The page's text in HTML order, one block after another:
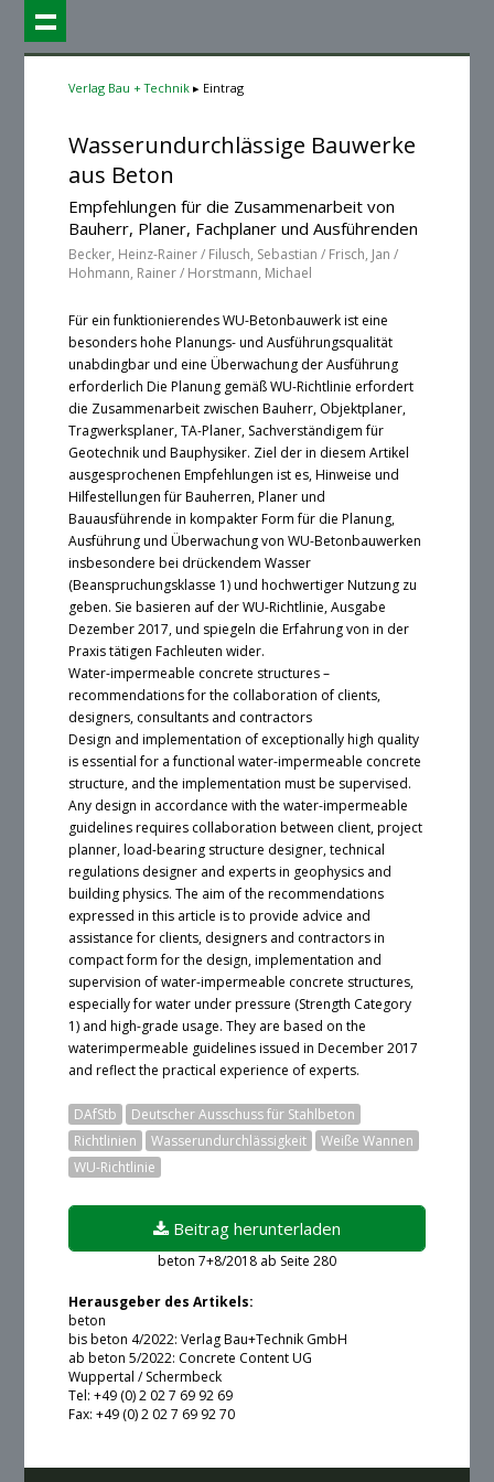
Verlag Bau + Technik Eintrag
Wasserundurchlässige Bauwerke
aus Beton
Empfehlungen für die Zusammenarbeit von
Bauherr, Planer, Fachplaner und Ausführenden
Becker, Heinz-Rainer / Filusch, Sebastian / Frisch, Jan /
Hohmann, Rainer / Horstmann, Michael
Für ein funktionierendes WU-Betonbauwerk ist eine
besonders hohe Planungs- und Ausführungsqualität
unabdingbar und eine Überwachung der Ausführung
erforderlich Die Planung gemäß WU-Richtlinie erfordert
die Zusammenarbeit zwischen Bauherr, Objektplaner,
Tragwerksplaner, TA-Planer, Sachverständigem für
Geotechnik und Bauphysiker. Ziel der in diesem Artikel
ausgesprochenen Empfehlungen ist es, Hinweise und
Hilfestellungen für Bauherren, Planer und
Bauausführende in kompakter Form für die Planung,
Ausführung und Überwachung von WU-Betonbauwerken
insbesondere bei drückendem Wasser
(Beanspruchungsklasse 1) und hochwertiger Nutzung zu
geben. Sie basieren auf der WU-Richtlinie, Ausgabe
Dezember 2017, und spiegeln die Erfahrung von in der
Praxis tätigen Fachleuten wider.
Water-impermeable concrete structures –
recommendations for the collaboration of clients,
designers, consultants and contractors
Design and implementation of exceptionally high quality
is essential for a functional water-impermeable concrete
structure, and the implementation must be supervised.
Any design in accordance with the water-impermeable
guidelines requires collaboration between client, project
planner, load-bearing structure designer, technical
regulations designer and experts in geophysics and
building physics. The aim of the recommendations
expressed in this article is to provide advice and
assistance for clients, designers and contractors in
compact form for the design, implementation and
supervision of water-impermeable concrete structures,
especially for water under pressure (Strength Category
1) and high-grade usage. They are based on the
waterimpermeable guidelines issued in December 2017
and reflect the practical experience of experts.
DAfStb
Deutscher Ausschuss für Stahlbeton
Richtlinien
Wasserundurchlässigkeit
Weiße Wannen
WU-Richtlinie
Beitrag herunterladen
Ein Login ist zur Zeit leider nicht möglich.
Angemeldet bleiben
beton 7+8/2018 ab Seite 280
Herausgeber des Artikels:
beton
bis beton 4/2022: Verlag Bau+Technik GmbH
ab beton 5/2022: Concrete Content UG
Wuppertal / Schermbeck
Tel: +49 (0) 2 02 7 69 92 69
Fax: +49 (0) 2 02 7 69 92 70